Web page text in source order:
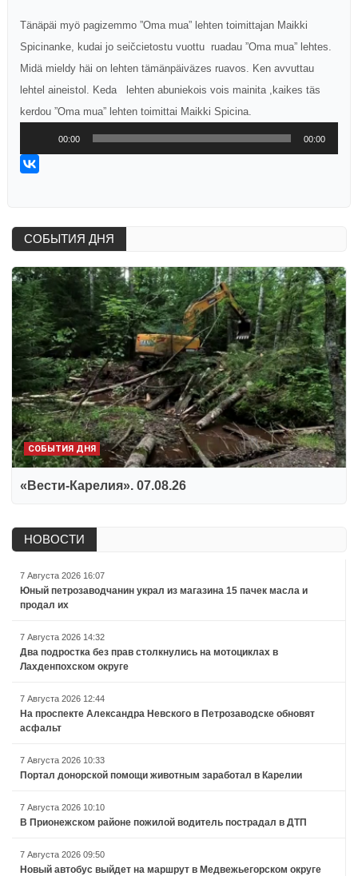
Tänäpäi myö pagizemmo ”Oma mua” lehten toimittajan Maikki
Spicinanke, kudai jo seičcietostu vuottu ruadau ”Oma mua” lehtes.
Midä mieldy häi on lehten tämänpäiväzes ruavos. Ken avvuttau
lehtel aineistol. Keda lehten abuniekois vois mainita ,kaikes täs
kerdou ”Oma mua” lehten toimittai Maikki Spicina.
00:00 00:00
СОБЫТИЯ ДНЯ
СОБЫТИЯ ДНЯ
«Вести-Карелия». 07.08.26
НОВОСТИ
7 Августа 2026 16:07
Юный петрозаводчанин украл из магазина 15 пачек масла и
продал их
7 Августа 2026 14:32
Два подростка без прав столкнулись на мотоциклах в
Лахденпохском округе
7 Августа 2026 12:44
На проспекте Александра Невского в Петрозаводске обновят
асфальт
7 Августа 2026 10:33
Портал донорской помощи животным заработал в Карелии
7 Августа 2026 10:10
В Прионежском районе пожилой водитель пострадал в ДТП
7 Августа 2026 09:50
Новый автобус выйдет на маршрут в Медвежьегорском округе